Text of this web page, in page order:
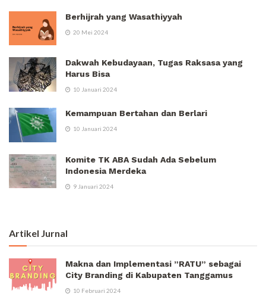
Berhijrah yang Wasathiyyah
20 Mei 2024
Dakwah Kebudayaan, Tugas Raksasa yang
Harus Bisa
10 Januari 2024
Kemampuan Bertahan dan Berlari
10 Januari 2024
Komite TK ABA Sudah Ada Sebelum
Indonesia Merdeka
9 Januari 2024
Artikel Jurnal
Makna dan Implementasi ”RATU” sebagai
City Branding di Kabupaten Tanggamus
10 Februari 2024